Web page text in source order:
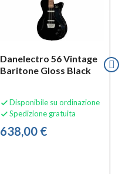
Danelectro 56 Vintage
Baritone Gloss Black
 Disponibile su ordinazione
 Spedizione gratuita
638,00 €